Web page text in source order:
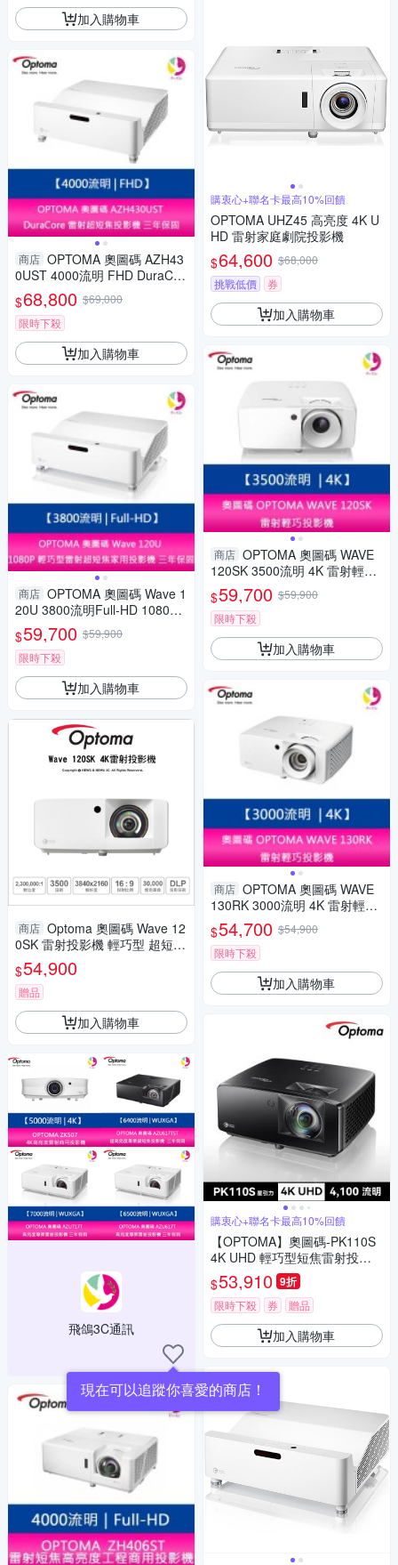
加入購物車
商店 OPTOMA 奧圖碼 AZH43
0UST 4000流明 FHD DuraCor
e 雷射超短焦投影機 三年保固
$68,800 $69,000
限時下殺
加入購物車
商店 OPTOMA 奧圖碼 Wave 1
20U 3800流明Full-HD 1080P
輕巧型雷射超短焦家用投影機
三年保固
$59,700 $59,900
限時下殺
加入購物車
商店 Optoma 奧圖碼 Wave 12
0SK 雷射投影機 輕巧型 超短焦
4K UHD 3500流明 (1m-90吋)
$54,900
贈品
加入購物車
飛鴿3C通訊
現在可以追蹤你喜愛的商店！
購衷心+聯名卡最高10%回饋
OPTOMA UHZ45 高亮度 4K U
HD 雷射家庭劇院投影機
$64,600 $68,000
挑戰低價
券
加入購物車
商店 OPTOMA 奧圖碼 WAVE
120SK 3500流明 4K 雷射輕巧
投影機
$59,700 $59,900
限時下殺
加入購物車
商店 OPTOMA 奧圖碼 WAVE
130RK 3000流明 4K 雷射輕巧
投影機
$54,700 $54,900
限時下殺
加入購物車
購衷心+聯名卡最高10%回饋
【OPTOMA】奧圖碼-PK110S
4K UHD 輕巧型短焦雷射投影
機(4100流明)
$53,910 9折
限時下殺 券 贈品
加入購物車